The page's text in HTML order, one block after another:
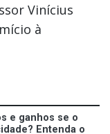
Vinícius
à
e ganhos se o
Entenda o